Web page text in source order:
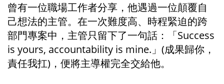
曾有一位職場工作者分享，他遇過一位顛覆自
己想法的主管。在一次難度高、時程緊迫的跨
部門專案中，主管只留下了一句話：「Success
is yours, accountability is mine.」(成果歸你，
責任我扛)，便將主導權完全交給他。